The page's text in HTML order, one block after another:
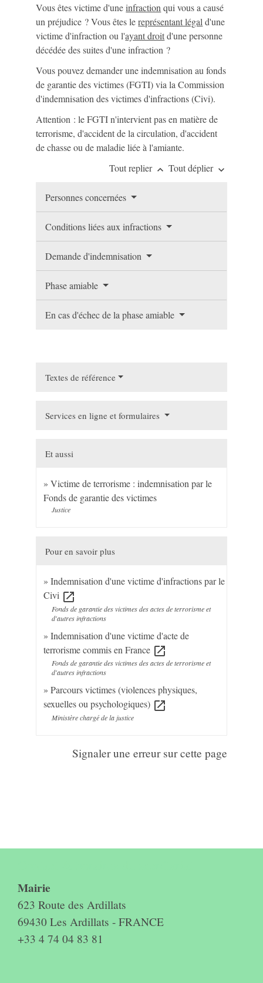
Vous êtes victime d'uneinfraction qui vous a causé
un préjudice ? Vous êtes lereprésentant légal d'une
victime d'infraction ou l'ayant droitd'une personne
décédée des suites d'une infraction ?
Vous pouvez demander une indemnisation au fonds
de garantie des victimes (FGTI) via la Commission
d'indemnisation des victimes d'infractions (Civi).
Attention : le FGTI n'intervient pas en matière de
terrorisme, d'accident de la circulation, d'accident
de chasse ou de maladie liée à l'amiante.
Tout replier keyboard_arrow_up Tout déplier keyboard_arrow_down
Personnes concernées
Conditions liées aux infractions
Demande d'indemnisation
Phase amiable
En cas d'échec de la phase amiable
Textes de référence
Services en ligne et formulaires
Et aussi
Victime de terrorisme : indemnisation par le
Fonds de garantie des victimes
Justice
Pour en savoir plus
Indemnisation d'une victime d'infractions par le
Civi open_in_new
Fonds de garantie des victimes des actes de terrorisme et
d'autres infractions
Indemnisation d'une victime d'acte de
terrorisme commis en France open_in_new
Fonds de garantie des victimes des actes de terrorisme et
d'autres infractions
Parcours victimes (violences physiques,
sexuelles ou psychologiques) open_in_new
Ministère chargé de la justice
Signaler une erreur sur cette page
Mairie
623 Route des Ardillats
69430 Les Ardillats - FRANCE
+33 4 74 04 83 81